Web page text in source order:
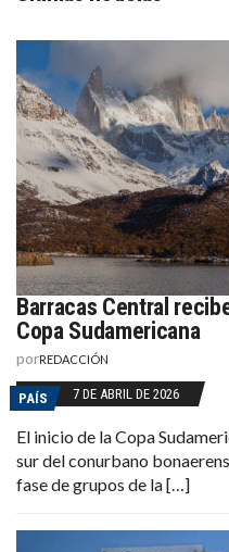
Barracas Central
Copa Sudamericana
porREDACCIÓN
PAÍS 7 DE ABRIL DE 2026
El inicio de la Copa
sur del conurbano
fase de grupos de la […]